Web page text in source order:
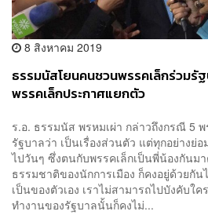
8 สิงหาคม 2019
ธรรมนัสโยนคนชวนพรรคเล็กร่วมรั
พรรคเล็กประกาศแยกตัว
ร.อ. ธรรมนัส พรหมเผ่า กล่าวถึงกรณี 5
รัฐบาลว่า เป็นเรื่องส่วนตัว แต่ทุกอย่างย่
ไปวันๆ ซึ่งตนกับพรรคเล็กเป็นพี่น้องกันมา
ธรรมชาติของนักการเมือง ก็คงอยู่ด้วยกั
เป็นของตัวเอง เราไม่สามารถไปบังคับใ
ทำงานของรัฐบาลนั้นก็คงไม่...